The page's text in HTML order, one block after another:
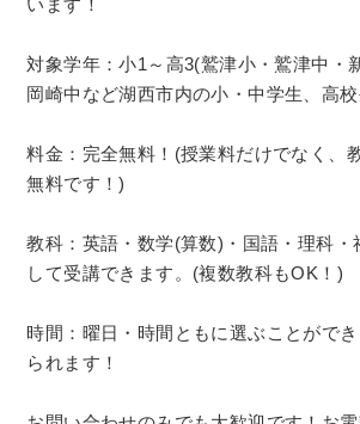
います！
対象学年：小1～高3(鷲津小・鷲津中・
岡崎中など湖西市内の小・中学生、高
料金：完全無料！(授業料だけでなく、
無料です！)
教科：英語・数学(算数)・国語・理科・
して受講できます。(複数教科もOK！)
時間：曜日・時間ともに選ぶことがで
られます！